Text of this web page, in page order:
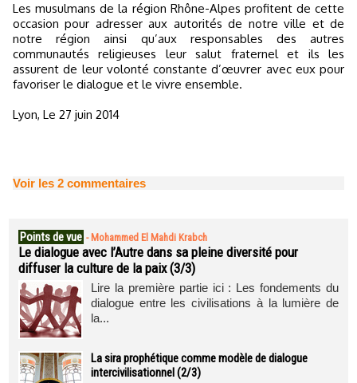
Les musulmans de la région Rhône-Alpes profitent de cette
occasion pour adresser aux autorités de notre ville et de
notre région ainsi qu’aux responsables des autres
communautés religieuses leur salut fraternel et ils les
assurent de leur volonté constante d’œuvrer avec eux pour
favoriser le dialogue et le vivre ensemble.
Lyon, Le 27 juin 2014​​
Voir les 2 commentaires
Points de vue - Mohammed El Mahdi Krabch
Le dialogue avec l’Autre dans sa pleine diversité pour
diffuser la culture de la paix (3/3)
Lire la première partie ici : Les fondements du
dialogue entre les civilisations à la lumière de
la...
La sira prophétique comme modèle de dialogue
intercivilisationnel (2/3)